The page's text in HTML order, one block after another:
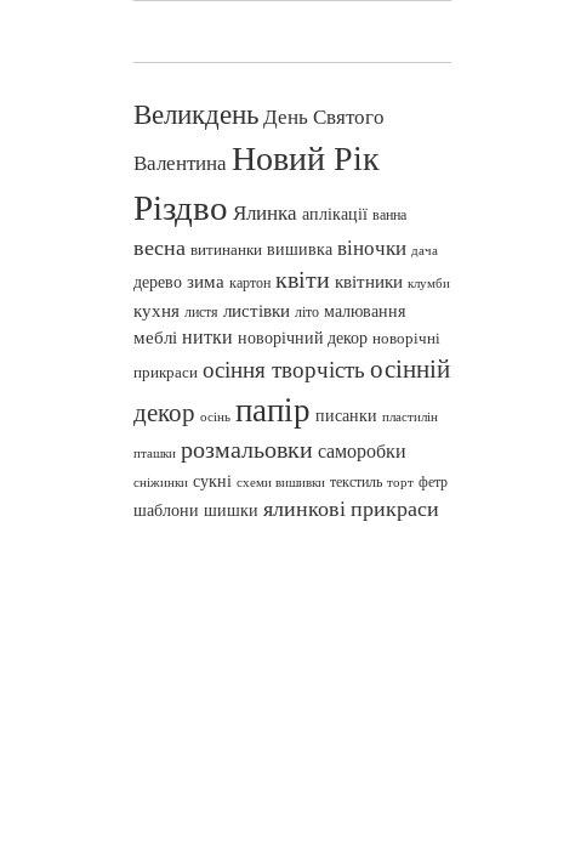
ВеликденьДень Святого
ВалентинаНовий Рік
Різдво Ялинка аплікації ванна
весна витинанки вишивка віночки дача
дерево зима картон квіти квітники клумби
кухня листя листівки літо малювання
меблі нитки новорічний декор новорічні
прикраси осіння творчість осінній
декор осінь папір писанки пластилін
пташки розмальовки саморобки
сніжинки сукні схеми вишивки текстиль торт фетр
шаблони шишки ялинкові прикраси